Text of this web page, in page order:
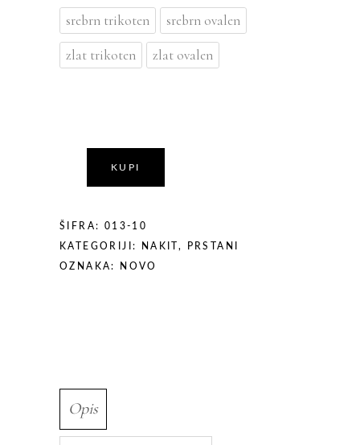
Izberi možnost
srebrn trikoten srebrn ovalen
zlat trikoten zlat ovalen
KUPI
ŠIFRA: 013-10
KATEGORIJI: NAKIT , PRSTANI
OZNAKA: NOVO
Opis